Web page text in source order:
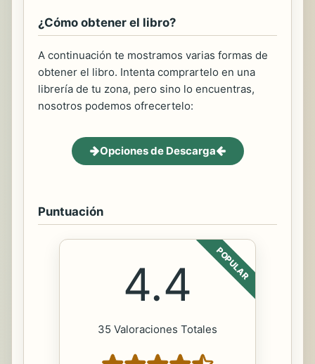
¿Cómo obtener el libro?
A continuación te mostramos varias formas de
obtener el libro. Intenta comprartelo en una
librería de tu zona, pero sino lo encuentras,
nosotros podemos ofrecertelo:
Opciones de Descarga
Puntuación
POPULAR
4.4
35 Valoraciones Totales